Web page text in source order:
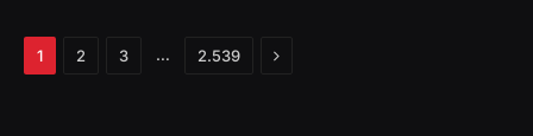
1 2 3 … 2.539 Próximo